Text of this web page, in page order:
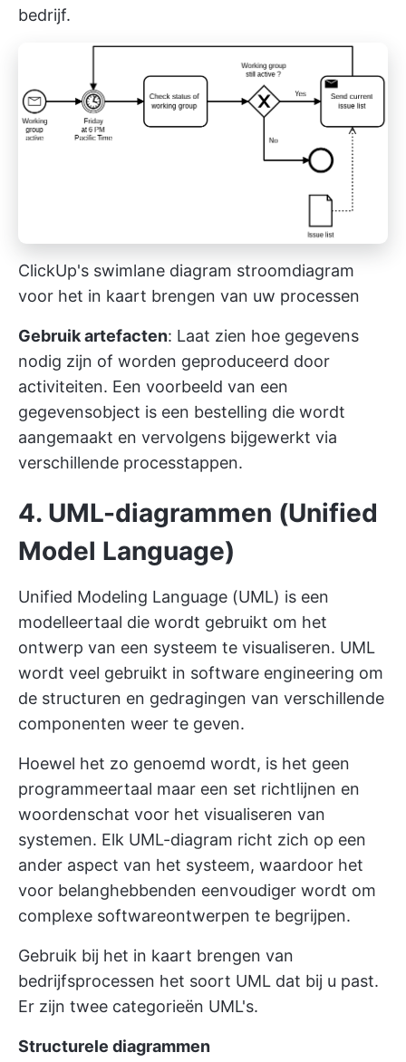
bedrijf.
ClickUp's swimlane diagram stroomdiagram
voor het in kaart brengen van uw processen
Gebruik artefacten: Laat zien hoe gegevens
nodig zijn of worden geproduceerd door
activiteiten. Een voorbeeld van een
gegevensobject is een bestelling die wordt
aangemaakt en vervolgens bijgewerkt via
verschillende processtappen.
4. UML-diagrammen (Unified
Model Language)
Unified Modeling Language (UML) is een
modelleertaal die wordt gebruikt om het
ontwerp van een systeem te visualiseren. UML
wordt veel gebruikt in software engineering om
de structuren en gedragingen van verschillende
componenten weer te geven.
Hoewel het zo genoemd wordt, is het geen
programmeertaal maar een set richtlijnen en
woordenschat voor het visualiseren van
systemen. Elk UML-diagram richt zich op een
ander aspect van het systeem, waardoor het
voor belanghebbenden eenvoudiger wordt om
complexe softwareontwerpen te begrijpen.
Gebruik bij het in kaart brengen van
bedrijfsprocessen het soort UML dat bij u past.
Er zijn twee categorieën UML's.
Structurele diagrammen